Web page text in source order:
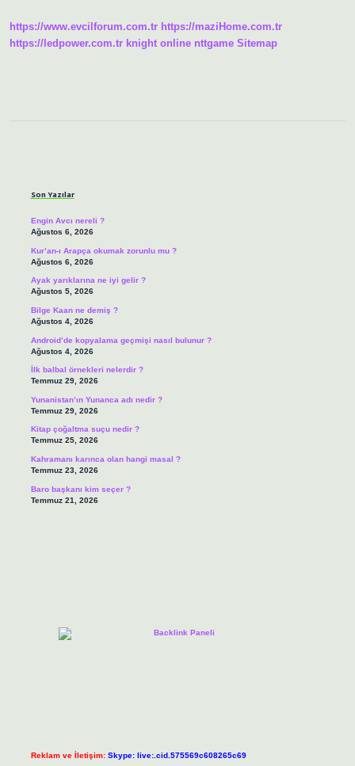
https://www.evcilforum.com.tr https://maziHome.com.tr
https://ledpower.com.tr knight online nttgame Sitemap
Son Yazılar
Engin Avcı nereli ?
Ağustos 6, 2026
Kur’an-ı Arapça okumak zorunlu mu ?
Ağustos 6, 2026
Ayak yarıklarına ne iyi gelir ?
Ağustos 5, 2026
Bilge Kaan ne demiş ?
Ağustos 4, 2026
Android’de kopyalama geçmişi nasıl bulunur ?
Ağustos 4, 2026
İlk balbal örnekleri nelerdir ?
Temmuz 29, 2026
Yunanistan’ın Yunanca adı nedir ?
Temmuz 29, 2026
Kitap çoğaltma suçu nedir ?
Temmuz 25, 2026
Kahramanı karınca olan hangi masal ?
Temmuz 23, 2026
Baro başkanı kim seçer ?
Temmuz 21, 2026
Reklam ve İletişim: Skype: live:.cid.575569c608265c69